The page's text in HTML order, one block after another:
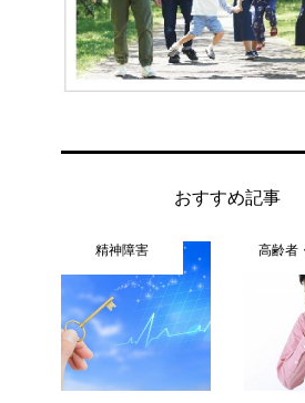
おすすめ記事
精神障害 高齢者